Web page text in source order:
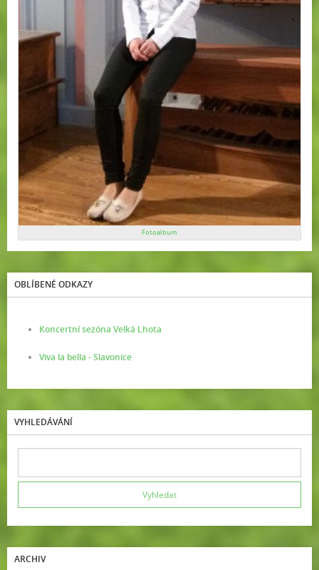
Fotoalbum
OBLÍBENÉ ODKAZY
Koncertní sezóna Velká Lhota
Viva la bella - Slavonice
VYHLEDÁVÁNÍ
ARCHIV